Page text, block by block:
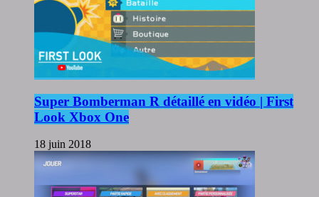
Super Bomberman R détaillé en vidéo | First
Look Xbox One
18 juin 2018